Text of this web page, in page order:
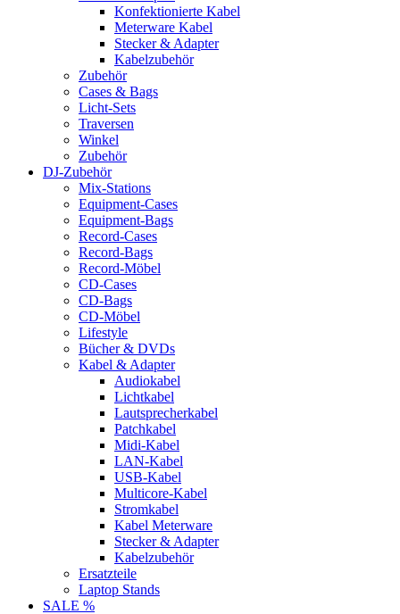
Konfektionierte Kabel
Meterware Kabel
Stecker & Adapter
Kabelzubehör
Zubehör
Cases & Bags
Licht-Sets
Traversen
Winkel
Zubehör
DJ-Zubehör
Mix-Stations
Equipment-Cases
Equipment-Bags
Record-Cases
Record-Bags
Record-Möbel
CD-Cases
CD-Bags
CD-Möbel
Lifestyle
Bücher & DVDs
Kabel & Adapter
Audiokabel
Lichtkabel
Lautsprecherkabel
Patchkabel
Midi-Kabel
LAN-Kabel
USB-Kabel
Multicore-Kabel
Stromkabel
Kabel Meterware
Stecker & Adapter
Kabelzubehör
Ersatzteile
Laptop Stands
SALE %